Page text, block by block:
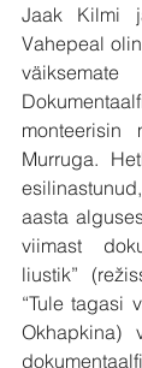
Jaak Kilmi
Vahepeal
monteerisin
Murruga.
aasta
viimast
liustik”
“Tule tagasi
Okhapkina)